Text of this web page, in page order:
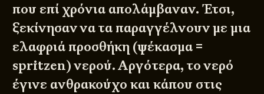
που επί χρόνια απολάμβαναν. Έτσι,
ξεκίνησαν να τα παραγγέλνουν με μια
ελαφριά προσθήκη (ψέκασμα =
spritzen) νερού. Αργότερα, το νερό
έγινε ανθρακούχο και κάπου στις